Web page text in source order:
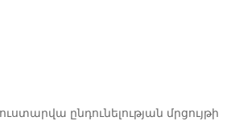
ընդունելության մրցույթի